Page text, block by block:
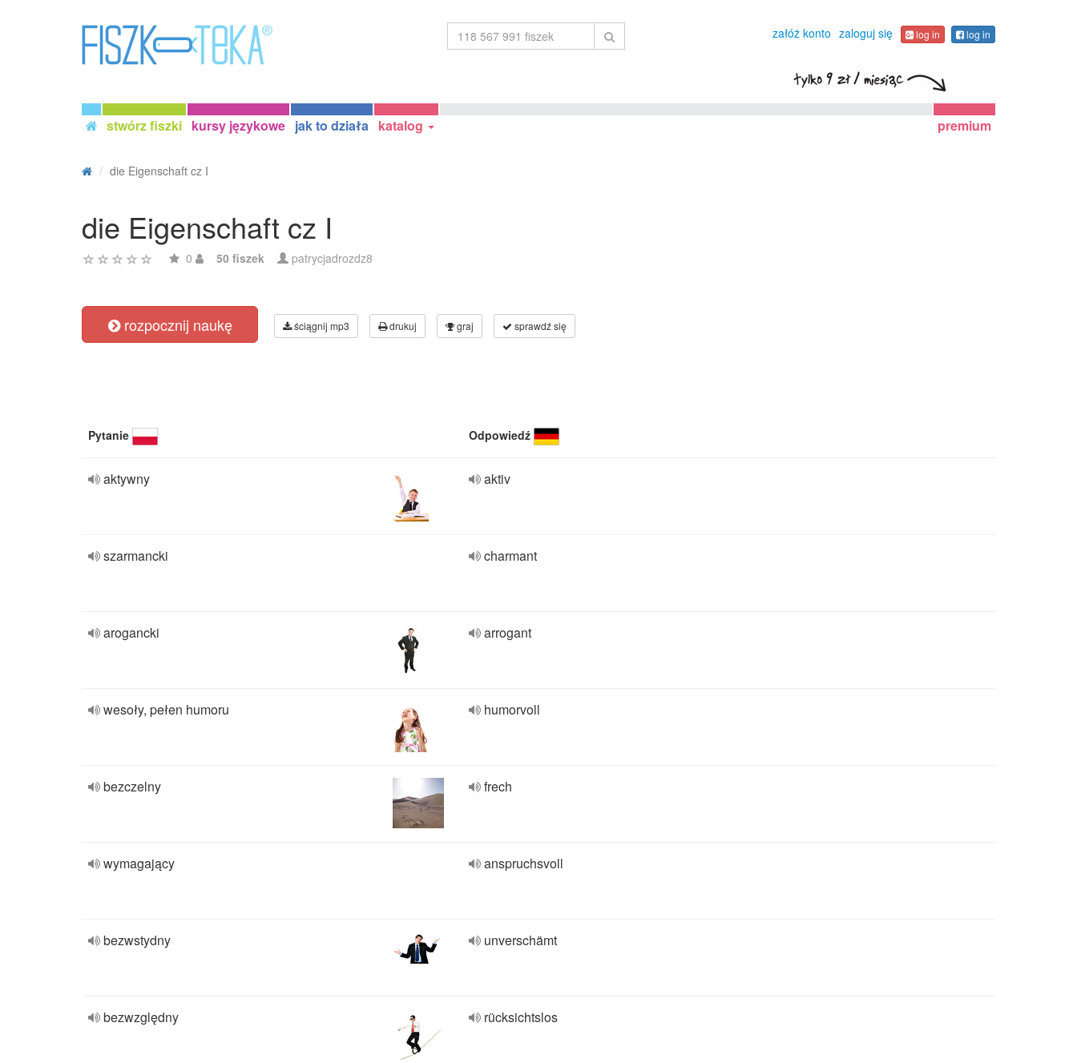
załóż konto zaloguj się log in log in
stwórz fiszki kursy językowe jak to działa katalog premium
die Eigenschaft cz I
die Eigenschaft cz I
0 50 fiszek patrycjadrozdz8
rozpocznij naukę ściągnij mp3 drukuj graj sprawdź się
Pytanie Odpowiedź
aktywny aktiv
szarmancki charmant
arogancki arrogant
wesoły, pełen humoru humorvoll
bezczelny frech
wymagający anspruchsvoll
bezwstydny unverschämt
bezwzględny rücksichtslos